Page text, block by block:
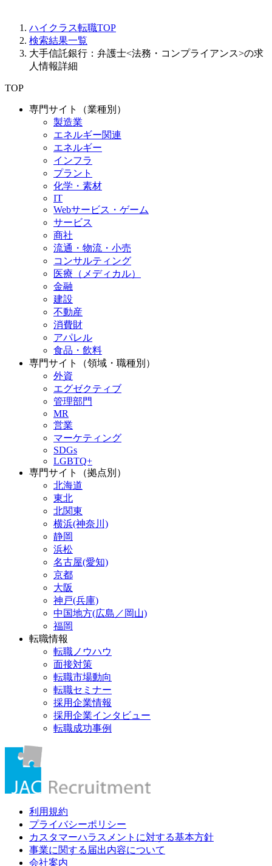
ハイクラス転職TOP
検索結果一覧
大手信託銀行：弁護士<法務・コンプライアンス>の求
人情報詳細
TOP
専門サイト（業種別）
製造業
エネルギー関連
エネルギー
インフラ
プラント
化学・素材
IT
Webサービス・ゲーム
サービス
商社
流通・物流・小売
コンサルティング
医療（メディカル）
金融
建設
不動産
消費財
アパレル
食品・飲料
専門サイト（領域・職種別）
外資
エグゼクティブ
管理部門
MR
営業
マーケティング
SDGs
LGBTQ+
専門サイト（拠点別）
北海道
東北
北関東
横浜(神奈川)
静岡
浜松
名古屋(愛知)
京都
大阪
神戸(兵庫)
中国地方(広島／岡山)
福岡
転職情報
転職ノウハウ
面接対策
転職市場動向
転職セミナー
採用企業情報
採用企業インタビュー
転職成功事例
利用規約
プライバシーポリシー
カスタマーハラスメントに対する基本方針
事業に関する届出内容について
会社案内